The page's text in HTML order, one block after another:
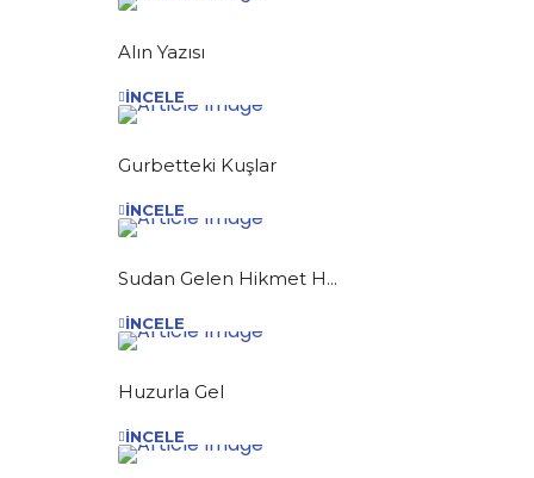
Alın Yazısı
İNCELE
Gurbetteki Kuşlar
İNCELE
Sudan Gelen Hikmet H...
İNCELE
Huzurla Gel
İNCELE